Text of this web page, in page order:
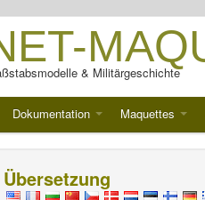
& Militärgeschichte
Dokumentation Maquettes
Übersetzung